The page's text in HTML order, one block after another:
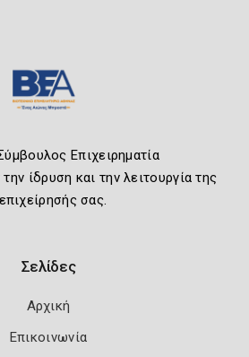
Επιχειρηματία
ίδρυση και την λειτουργία της
επιχείρησής σας.
Σελίδες
Αρχική
Επικοινωνία